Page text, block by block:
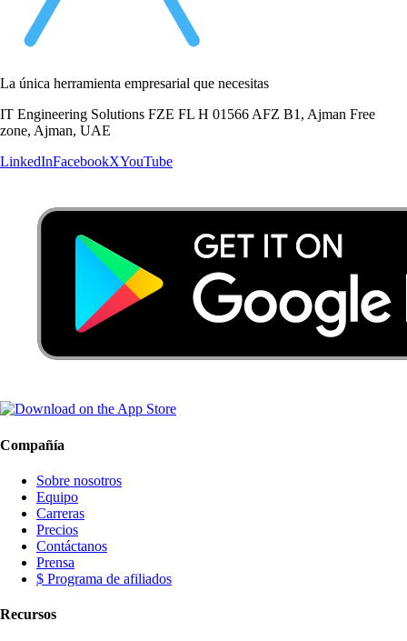
La única herramienta empresarial que necesitas
IT Engineering Solutions FZE FL H 01566 AFZ B1, Ajman Free
zone, Ajman, UAE
LinkedInFacebookXYouTube
Compañía
Sobre nosotros
Equipo
Carreras
Precios
Contáctanos
Prensa
$ Programa de afiliados
Recursos